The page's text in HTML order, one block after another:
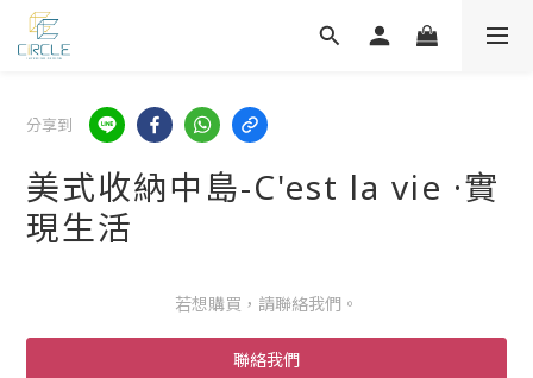
分享到
美式收納中島-C'est la vie ·實
現生活
若想購買，請聯絡我們。
聯絡我們